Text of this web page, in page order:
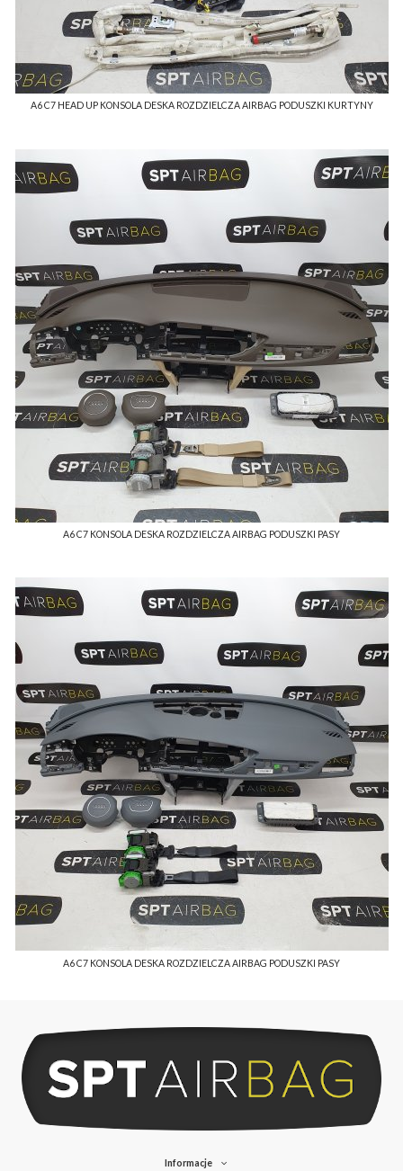
A6 C7 HEAD UP KONSOLA DESKA ROZDZIELCZA AIRBAG PODUSZKI KURTYNY
A6 C7 KONSOLA DESKA ROZDZIELCZA AIRBAG PODUSZKI PASY
A6 C7 KONSOLA DESKA ROZDZIELCZA AIRBAG PODUSZKI PASY
Informacje